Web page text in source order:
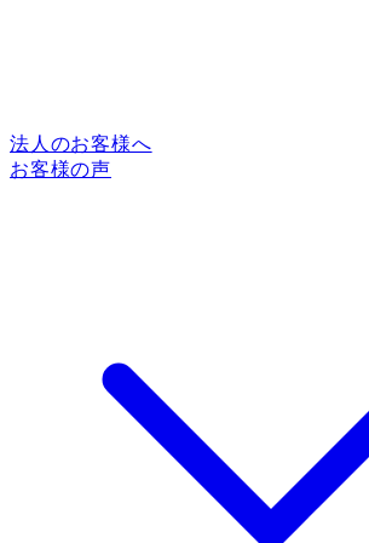
法人のお客様へ
お客様の声